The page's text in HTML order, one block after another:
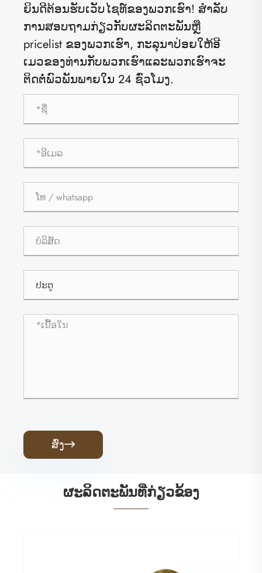
ຍິນດີຕ້ອນຮັບເວັບໄຊທ໌ຂອງພວກເຮົາ! ສໍາ​ລັບ​
ການ​ສອບ​ຖາມ​ກ່ຽວ​ກັບ​ຜະ​ລິດ​ຕະ​ພັນ​ຫຼື
pricelist ຂອງ​ພວກ​ເຮົາ​, ກະ​ລຸ​ນາ​ປ່ອຍ​ໃຫ້​ອີ​
ເມວ​ຂອງ​ທ່ານ​ກັບ​ພວກ​ເຮົາ​ແລະ​ພວກ​ເຮົາ​ຈະ​
ຕິດ​ຕໍ່​ພົວ​ພັນ​ພາຍ​ໃນ 24 ຊົ່ວ​ໂມງ​.
ສົ່ງ
ຜະ​ລິດ​ຕະ​ພັນ​ທີ່​ກ່ຽວ​ຂ້ອງ